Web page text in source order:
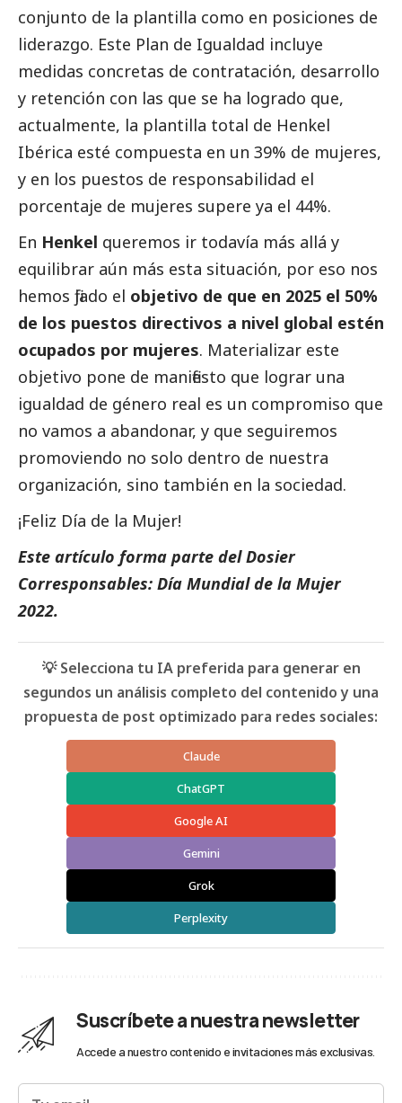
conjunto de la plantilla como en posiciones de
liderazgo. Este Plan de Igualdad incluye
medidas concretas de contratación, desarrollo
y retención con las que se ha logrado que,
actualmente, la plantilla total de Henkel
Ibérica esté compuesta en un 39% de mujeres,
y en los puestos de responsabilidad el
porcentaje de mujeres supere ya el 44%.
En Henkel queremos ir todavía más allá y
equilibrar aún más esta situación, por eso nos
hemos fijado el objetivo de que en 2025 el 50%
de los puestos directivos a nivel global estén
ocupados por mujeres. Materializar este
objetivo pone de manifiesto que lograr una
igualdad de género real es un compromiso que
no vamos a abandonar, y que seguiremos
promoviendo no solo dentro de nuestra
organización, sino también en la sociedad.
¡Feliz Día de la Mujer!
Este artículo forma parte delDosier
Corresponsables: Día Mundial de la Mujer
2022.
💡 Selecciona tu IA preferida para generar en
segundos un análisis completo del contenido y una
propuesta de post optimizado para redes sociales:
Claude
ChatGPT
Google AI
Gemini
Grok
Perplexity
Suscríbete a nuestra newsletter
Accede a nuestro contenido e invitaciones más exclusivas.